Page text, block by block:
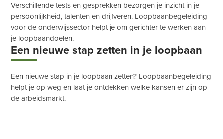
Verschillende tests en gesprekken bezorgen je inzicht in je
persoonlijkheid, talenten en drijfveren. Loopbaanbegeleiding
voor de onderwijssector helpt je om gerichter te werken aan
je loopbaandoelen.
Een nieuwe stap zetten in je loopbaan
Een nieuwe stap in je loopbaan zetten? Loopbaanbegeleiding
helpt je op weg en laat je ontdekken welke kansen er zijn op
de arbeidsmarkt.